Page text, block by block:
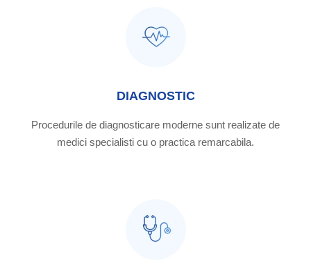
DIAGNOSTIC
Procedurile de diagnosticare moderne sunt realizate de
medici specialisti cu o practica remarcabila.